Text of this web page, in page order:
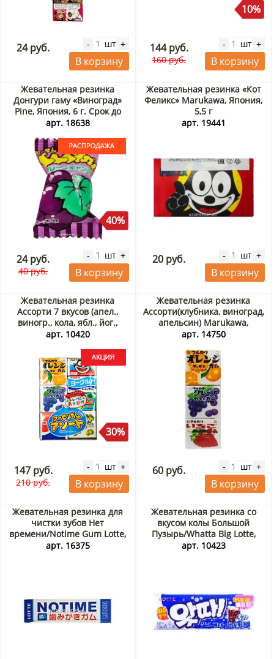
24 руб. - шт +
В корзину
10%
144 руб.
160 руб.
- шт +
В корзину
Жевательная резинка
Донгури гаму «Виноград»
Pine, Япония, 6 г. Срок до
30.09.2026. Распродажа
арт. 18638
40%
24 руб.
40 руб.
- шт +
В корзину
Жевательная резинка «Кот
Феликс» Marukawa, Япония,
5,5 г
арт. 19441
20 руб. - шт +
В корзину
Жевательная резинка
Ассорти 7 вкусов (апел.,
виногр., кола, ябл., йог.,
клуб., мускат) Marukawa,
арт. 10420
30%
147 руб.
210 руб.
- шт +
В корзину
Жевательная резинка
Ассорти(клубника, виноград,
апельсин) Marukawa,
Япония 3 шт
арт. 14750
60 руб. - шт +
В корзину
Жевательная резинка для
чистки зубов Нет
времени/Notime Gum Lotte,
Япония, 30 г
арт. 16375
Жевательная резинка со
вкусом колы Большой
Пузырь/Whatta Big Lotte,
Корея, 23 г
арт. 10423